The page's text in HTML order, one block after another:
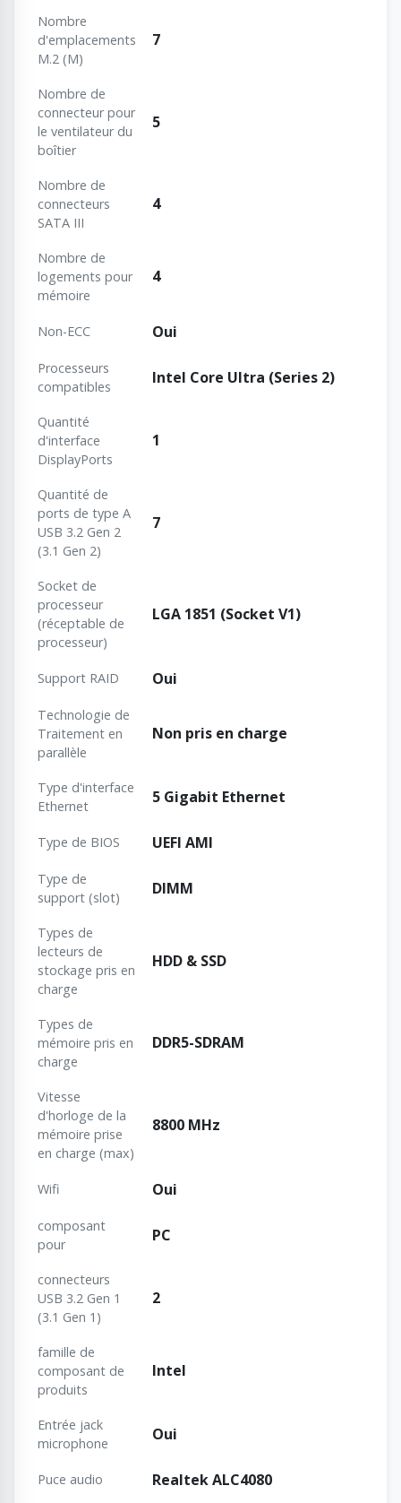
Nombre
d'emplacements
M.2 (M)
7
Nombre de
connecteur pour
le ventilateur du
boîtier
5
Nombre de
connecteurs
SATA III
4
Nombre de
logements pour
mémoire
4
Non-ECC Oui
Processeurs
compatibles
Intel Core Ultra (Series 2)
Quantité
d'interface
DisplayPorts
1
Quantité de
ports de type A
USB 3.2 Gen 2
(3.1 Gen 2)
7
Socket de
processeur
(réceptable de
processeur)
LGA 1851 (Socket V1)
Support RAID Oui
Technologie de
Traitement en
parallèle
Non pris en charge
Type d'interface
Ethernet
5 Gigabit Ethernet
Type de BIOS UEFI AMI
Type de
support (slot)
DIMM
Types de
lecteurs de
stockage pris en
charge
HDD & SSD
Types de
mémoire pris en
charge
DDR5-SDRAM
Vitesse
d'horloge de la
mémoire prise
en charge (max)
8800 MHz
Wifi Oui
composant
pour
PC
connecteurs
USB 3.2 Gen 1
(3.1 Gen 1)
2
famille de
composant de
produits
Intel
Entrée jack
microphone
Oui
Puce audio Realtek ALC4080